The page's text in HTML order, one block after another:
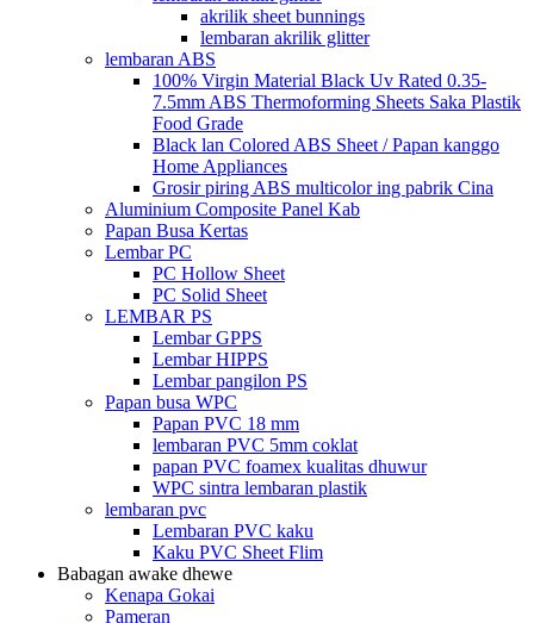
akrilik sheet bunnings
lembaran akrilik glitter
lembaran ABS
100% Virgin Material Black Uv Rated 0.35-
7.5mm ABS Thermoforming Sheets Saka Plastik
Food Grade
Black lan Colored ABS Sheet / Papan kanggo
Home Appliances
Grosir piring ABS multicolor ing pabrik Cina
Aluminium Composite Panel Kab
Papan Busa Kertas
Lembar PC
PC Hollow Sheet
PC Solid Sheet
LEMBAR PS
Lembar GPPS
Lembar HIPPS
Lembar pangilon PS
Papan busa WPC
Papan PVC 18 mm
lembaran PVC 5mm coklat
papan PVC foamex kualitas dhuwur
WPC sintra lembaran plastik
lembaran pvc
Lembaran PVC kaku
Kaku PVC Sheet Flim
Babagan awake dhewe
Kenapa Gokai
Pameran